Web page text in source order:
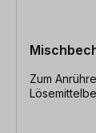
Zum